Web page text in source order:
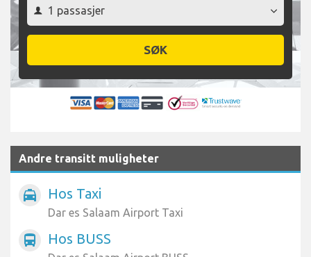
SØK
Andre transitt muligheter
local_taxi Hos Taxi
Dar es Salaam Airport Taxi
directions_bus Hos BUSS